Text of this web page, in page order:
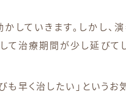
していきます。しかし、
て治療期間が少し延びて
早く治したい」というお